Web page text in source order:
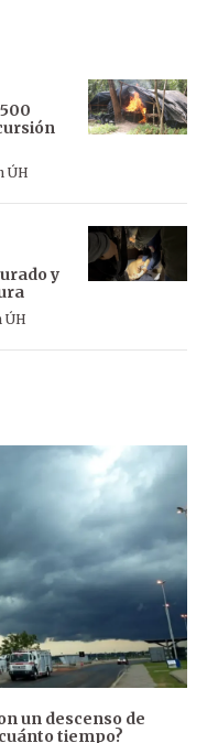
ÚH
y
ÚH
un descenso de
tiempo?